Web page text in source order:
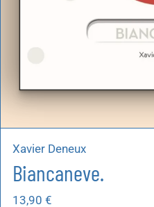
Xavier Deneux
Biancaneve.
13,90 €